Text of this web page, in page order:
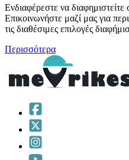
Ενδιαφέρεστε να
Επικοινωνήστε μαζί μας για
τις διαθέσιμες επιλογές
Περισσότερα